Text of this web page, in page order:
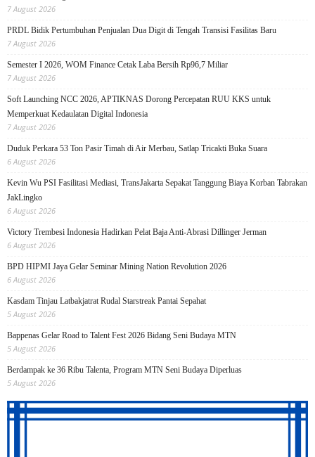
7 August 2026
PRDL Bidik Pertumbuhan Penjualan Dua Digit di Tengah Transisi Fasilitas Baru
7 August 2026
Semester I 2026, WOM Finance Cetak Laba Bersih Rp96,7 Miliar
7 August 2026
Soft Launching NCC 2026, APTIKNAS Dorong Percepatan RUU KKS untuk
Memperkuat Kedaulatan Digital Indonesia
7 August 2026
Duduk Perkara 53 Ton Pasir Timah di Air Merbau, Satlap Tricakti Buka Suara
6 August 2026
Kevin Wu PSI Fasilitasi Mediasi, TransJakarta Sepakat Tanggung Biaya Korban Tabrakan
JakLingko
6 August 2026
Victory Trembesi Indonesia Hadirkan Pelat Baja Anti-Abrasi Dillinger Jerman
6 August 2026
BPD HIPMI Jaya Gelar Seminar Mining Nation Revolution 2026
6 August 2026
Kasdam Tinjau Latbakjatrat Rudal Starstreak Pantai Sepahat
5 August 2026
Bappenas Gelar Road to Talent Fest 2026 Bidang Seni Budaya MTN
5 August 2026
Berdampak ke 36 Ribu Talenta, Program MTN Seni Budaya Diperluas
5 August 2026